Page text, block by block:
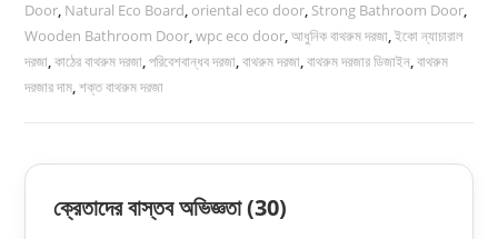
Door Natural Eco Board oriental eco door Strong Bathroom Door
Wooden Bathroom Door ,wpc eco door ,আধুনিক বাথরুম দরজা ,ইকো ন্যাচারাল
দরজা ,কাঠের বাথরুম দরজা ,পরিবেশবান্ধব দরজা ,বাথরুম দরজা ,বাথরুম দরজার ডিজাইন ,বাথরুম
দরজার দাম ,শক্ত বাথরুম দরজা
ক্রেতাদের বাস্তব অভিজ্ঞতা(30)